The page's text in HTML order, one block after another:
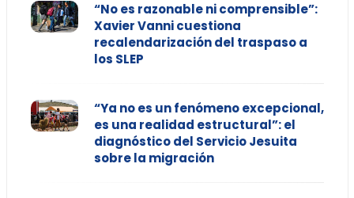
“No es razonable ni comprensible”:
Xavier Vanni cuestiona
recalendarización del traspaso a
los SLEP
“Ya no es un fenómeno excepcional,
es una realidad estructural”: el
diagnóstico del Servicio Jesuita
sobre la migración